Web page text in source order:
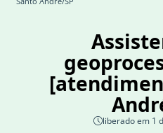
liberado em 1